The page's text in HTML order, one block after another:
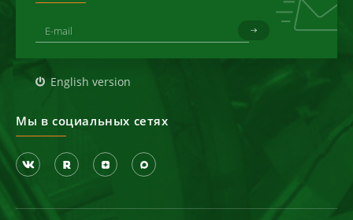
English version
Мы в социальных сетях